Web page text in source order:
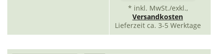
* inkl. MwSt./exkl.,
Versandkosten
Lieferzeit ca. 3-5 Werktage